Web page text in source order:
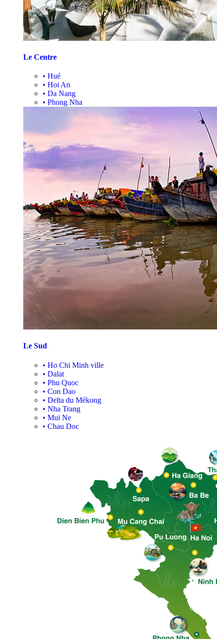
Le Centre
• Hué
• Hoi An
• Da Nang
• Phong Nha
Le Sud
• Ho Chi Minh ville
• Dalat
• Phu Quoc
• Con Dao
• Delta du Mékong
• Nha Trang
• Mui Ne
• Chau Doc